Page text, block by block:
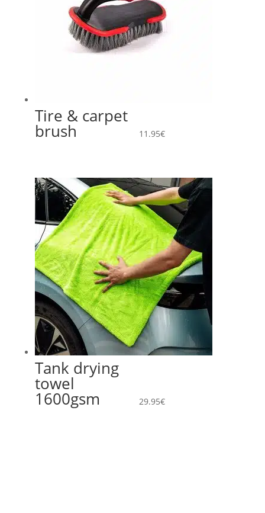
Tire & carpet
brush 11.95€
Tank drying
towel
1600gsm 29.95€